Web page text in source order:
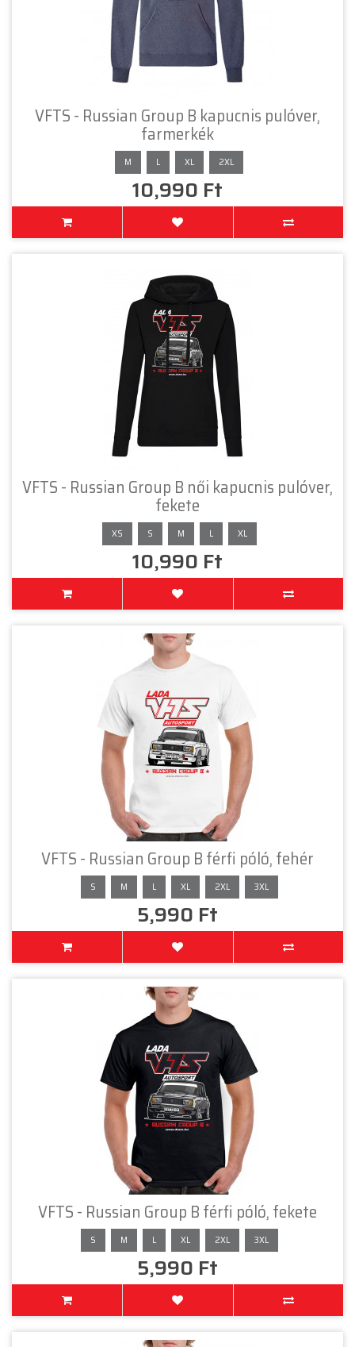
VFTS - Russian Group B kapucnis pulóver,
farmerkék
M L XL 2XL
10,990 Ft
VFTS - Russian Group B női kapucnis pulóver,
fekete
XS S M L XL
10,990 Ft
VFTS - Russian Group B férfi póló, fehér
S M L XL 2XL 3XL
5,990 Ft
VFTS - Russian Group B férfi póló, fekete
S M L XL 2XL 3XL
5,990 Ft